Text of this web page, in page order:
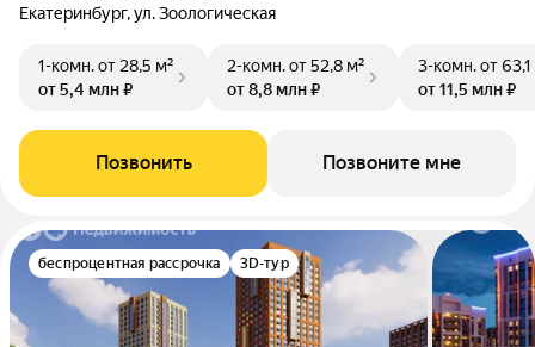
Екатеринбург, ул. Зоологическая
1-комн.от 28,5 м²
от 5,4 млн ₽
2-комн.от 52,8 м²
от 8,8 млн ₽
3-комн.от
от 11,5 млн ₽
Позвонить Позвоните мне
беспроцентная рассрочка 3D-тур